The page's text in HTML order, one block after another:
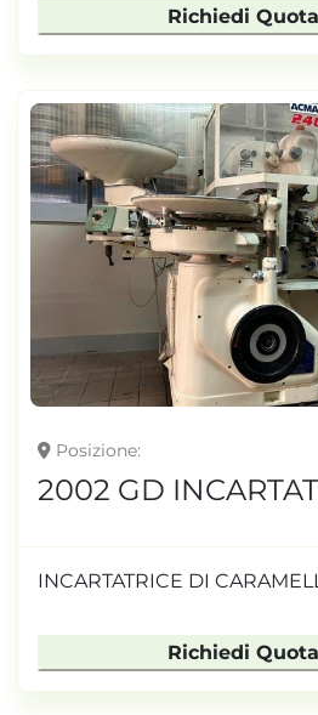
Richiedi
Posizione
2002 GD
INCARTATRICE DI
Richiedi